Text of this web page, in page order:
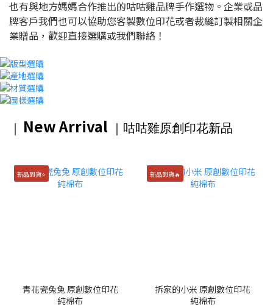
也有與地方媽媽合作推出的咕咕雞品牌手作選物。企業或品
牌客戶我們也可以協助您客製數位印花或者裁縫訂製相關企
業贈品，歡迎直接選購或我們聯絡！
｜ New Arrival ｜咕咕雞原創印花新品
新品到貨⭐️
青花瓷兔兔 原創數位印花
純棉布
新品到貨🔥
拆家的小米 原創數位印花
純棉布